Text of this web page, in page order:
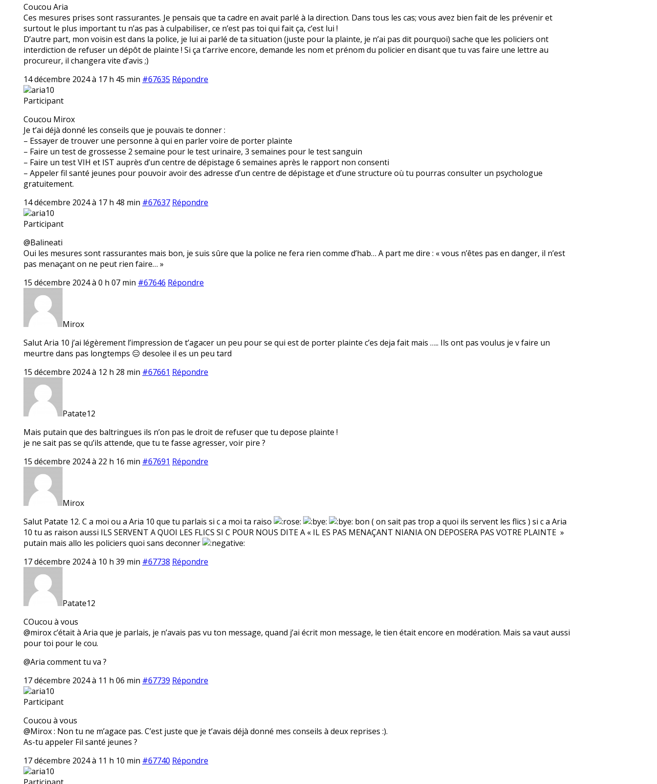
Coucou Aria
Ces mesures prises sont rassurantes. Je pensais que ta cadre en avait parlé à la direction. Dans tous les cas; vous avez bien fait de les prévenir et
surtout le plus important tu n’as pas à culpabiliser, ce n’est pas toi qui fait ça, c’est lui !
D’autre part, mon voisin est dans la police, je lui ai parlé de ta situation (juste pour la plainte, je n’ai pas dit pourquoi) sache que les policiers ont
interdiction de refuser un dépôt de plainte ! Si ça t’arrive encore, demande les nom et prénom du policier en disant que tu vas faire une lettre au
procureur, il changera vite d’avis ;)
14 décembre 2024 à 17 h 45 min #67635 Répondre
aria10
Participant
Coucou Mirox
Je t’ai déjà donné les conseils que je pouvais te donner :
– Essayer de trouver une personne à qui en parler voire de porter plainte
– Faire un test de grossesse 2 semaine pour le test urinaire, 3 semaines pour le test sanguin
– Faire un test VIH et IST auprès d’un centre de dépistage 6 semaines après le rapport non consenti
– Appeler fil santé jeunes pour pouvoir avoir des adresse d’un centre de dépistage et d’une structure où tu pourras consulter un psychologue
gratuitement.
14 décembre 2024 à 17 h 48 min #67637 Répondre
aria10
Participant
@Balineati
Oui les mesures sont rassurantes mais bon, je suis sûre que la police ne fera rien comme d’hab… A part me dire : « vous n’êtes pas en danger, il n’est
pas menaçant on ne peut rien faire… »
15 décembre 2024 à 0 h 07 min #67646 Répondre
Mirox
Salut Aria 10 j’ai légèrement l’impression de t’agacer un peu pour se qui est de porter plainte c’es deja fait mais ….. Ils ont pas voulus je v faire un
meurtre dans pas longtemps 😑 desolee il es un peu tard
15 décembre 2024 à 12 h 28 min #67661 Répondre
Patate12
Mais putain que des baltringues ils n’on pas le droit de refuser que tu depose plainte !
je ne sait pas se qu’ils attende, que tu te fasse agresser, voir pire ?
15 décembre 2024 à 22 h 16 min #67691 Répondre
Mirox
Salut Patate 12. C a moi ou a Aria 10 que tu parlais si c a moi ta raiso
bon ( on sait pas trop a quoi ils servent les flics ) si c a Aria
10 tu as raison aussi ILS SERVENT A QUOI LES FLICS SI C POUR NOUS DITE A « IL ES PAS MENAÇANT NIANIA ON DEPOSERA PAS VOTRE PLAINTE »
putain mais allo les policiers quoi sans deconner
17 décembre 2024 à 10 h 39 min #67738 Répondre
Patate12
COucou à vous
@mirox c’était à Aria que je parlais, je n’avais pas vu ton message, quand j’ai écrit mon message, le tien était encore en modération. Mais sa vaut aussi
pour toi pour le cou.
@Aria comment tu va ?
17 décembre 2024 à 11 h 06 min #67739 Répondre
aria10
Participant
Coucou à vous
@Mirox : Non tu ne m’agace pas. C’est juste que je t’avais déjà donné mes conseils à deux reprises :).
As-tu appeler Fil santé jeunes ?
17 décembre 2024 à 11 h 10 min #67740 Répondre
aria10